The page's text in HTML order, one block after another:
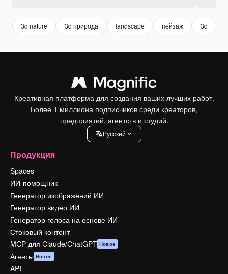
3d nature 3d природа landscape пейзаж 3d
Креативная платформа для создания ваших лучших работ.
Более 1 миллиона подписчиков среди креаторов,
предприятий, агентств и студий.
Pусский
Продукция
Spaces
ИИ-помощник
Генератор изображений ИИ
Генератор видео ИИ
Генератор голоса на основе ИИ
Стоковый контент
MCP для Claude/ChatGPT Новое
Агенты Новое
API